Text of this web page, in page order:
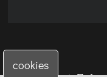
cookies